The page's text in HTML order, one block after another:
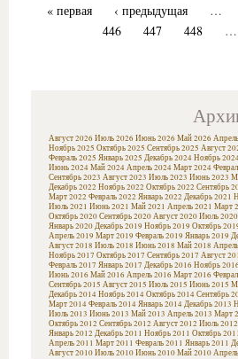
« первая ‹ предыдущая …
446
447 448 …
Август 2026 Июль 2026 Июнь 2026 Май 2026
Ноябрь 2025 Октябрь 2025 Сентябрь 2025 Август
Февраль 2025 Январь 2025 Декабрь 2024Ноябрь
Июнь 2024Май 2024Апрель 2024Март 2024
Сентябрь 2023 Август 2023 Июль 2023 Июнь 2023
Декабрь 2022 Ноябрь 2022 Октябрь 2022 Сентябрь
Март 2022 Февраль 2022 Январь 2022 Декабрь 2021
Июль 2021 Июнь 2021 Май 2021 Апрель 2021 Март
Октябрь 2020Сентябрь 2020Август 2020Июль 2020
Январь 2020Декабрь 2019 Ноябрь 2019 Октябрь
Апрель 2019 Март 2019 Февраль 2019 Январь 2019
Август 2018 Июль 2018 Июнь 2018 Май 2018
Ноябрь 2017 Октябрь 2017 Сентябрь 2017 Август
Февраль 2017 Январь 2017 Декабрь 2016 Ноябрь 2016
Июнь 2016 Май 2016 Апрель 2016 Март 2016
Сентябрь 2015 Август 2015 Июль 2015 Июнь 2015
Декабрь 2014Ноябрь 2014Октябрь 2014Сентябрь
Март 2014Февраль 2014Январь 2014Декабрь 2013
Июль 2013 Июнь 2013 Май 2013 Апрель 2013 Март
Октябрь 2012 Сентябрь 2012 Август 2012 Июль 2012
Январь 2012 Декабрь 2011 Ноябрь 2011 Октябрь 2011
Апрель 2011 Март 2011 Февраль 2011 Январь 2011
Август 2010Июль 2010Июнь 2010Май 2010